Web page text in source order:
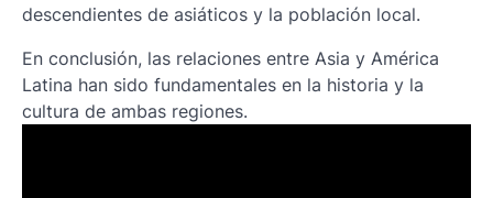
descendientes de asiáticos y la población local.
En conclusión, las relaciones entre Asia y América
Latina han sido fundamentales en la historia y la
cultura de ambas regiones.